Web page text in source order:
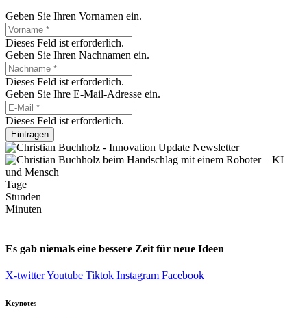
Geben Sie Ihren Vornamen ein.
Dieses Feld ist erforderlich.
Geben Sie Ihren Nachnamen ein.
Dieses Feld ist erforderlich.
Geben Sie Ihre E-Mail-Adresse ein.
Dieses Feld ist erforderlich.
Eintragen
Tage
Stunden
Minuten
Es gab niemals eine bessere Zeit für neue Ideen
X-twitterYoutube Tiktok Instagram Facebook
Keynotes